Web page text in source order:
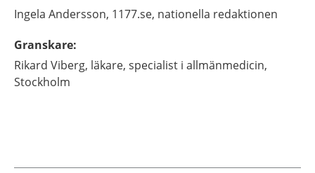
Ingela Andersson, 1177.se, nationella redaktionen
Granskare:
Rikard Viberg, läkare, specialist i allmänmedicin,
Stockholm